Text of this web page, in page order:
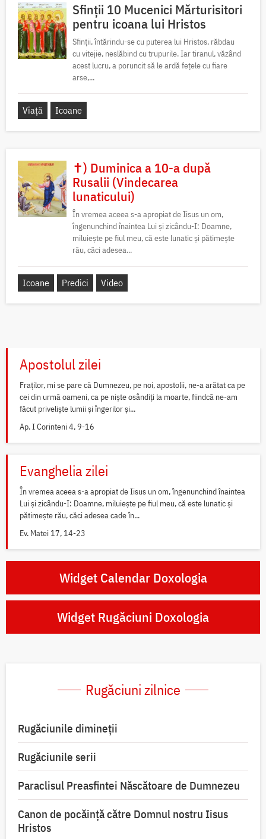
Sfinții 10 Mucenici Mărturisitori
pentru icoana lui Hristos
Sfinții, întărindu-se cu puterea lui Hristos, răbdau
cu vitejie, neslăbind cu trupurile. Iar tiranul, văzând
acest lucru, a poruncit să le ardă fețele cu fiare
arse,...
Viață Icoane
✝) Duminica a 10-a după
Rusalii (Vindecarea
lunaticului)
În vremea aceea s-a apropiat de Iisus un om,
îngenunchind înaintea Lui și zicându-I: Doamne,
miluiește pe fiul meu, că este lunatic și pătimește
rău, căci adesea...
Icoane Predici Video
Apostolul zilei
Fraților, mi se pare că Dumnezeu, pe noi, apostolii, ne-a arătat ca pe
cei din urmă oameni, ca pe niște osândiți la moarte, fiindcă ne-am
făcut priveliște lumii și îngerilor și...
Ap. I Corinteni 4, 9-16
Evanghelia zilei
În vremea aceea s-a apropiat de Iisus un om, îngenunchind înaintea
Lui și zicându-I: Doamne, miluiește pe fiul meu, că este lunatic și
pătimește rău, căci adesea cade în...
Ev. Matei 17, 14-23
Widget Calendar Doxologia
Widget Rugăciuni Doxologia
Rugăciuni zilnice
Rugăciunile dimineții
Rugăciunile serii
Paraclisul Preasfintei Născătoare de Dumnezeu
Canon de pocăință către Domnul nostru Iisus
Hristos